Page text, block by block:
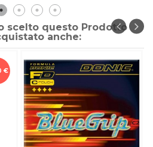
scelto questo Prodotto
anche:
€